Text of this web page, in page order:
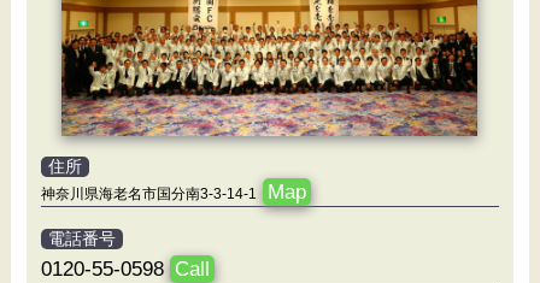
住所
神奈川県海老名市国分南3-3-14-1 Map
電話番号
0120-55-0598 Call